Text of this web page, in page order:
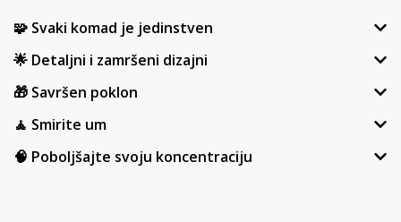
🧩 Svaki komad je jedinstven
🌟 Detaljni i zamršeni dizajni
🎁 Savršen poklon
🧘 Smirite um
🧠 Poboljšajte svoju koncentraciju